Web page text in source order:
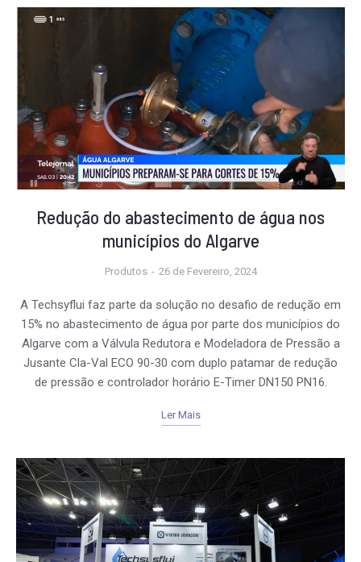
Redução do abastecimento de água nos
municípios do Algarve
Produtos 26 de Fevereiro, 2024
A Techsyflui faz parte da solução no desafio de redução em
15% no abastecimento de água por parte dos municípios do
Algarve com a Válvula Redutora e Modeladora de Pressão a
Jusante Cla-Val ECO 90-30 com duplo patamar de redução
de pressão e controlador horário E-Timer DN150 PN16.
Ler Mais
Estatisticas
Para que
possamos
melhorar a
funcionalidade
e a estrutura
do website,
com base em
como o site é
usado.
Para que o
nosso website
funcione o
melhor possível
durante a sua
recusar estes
cookies,
algumas
desaparecerão
do site.
seus interesses
comportamento
na visita ao
nosso website,
aumenta a
probabilidade